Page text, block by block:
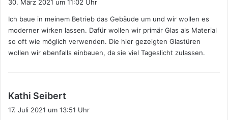
t
30. März 2021 um 11:02 Uhr
Ich baue in meinem Betrieb das Gebäude um und wir wollen es
moderner wirken lassen. Dafür wollen wir primär Glas als Material
so oft wie möglich verwenden. Die hier gezeigten Glastüren
wollen wir ebenfalls einbauen, da sie viel Tageslicht zulassen.
Kathi Seibert
a
17. Juli 2021 um 13:51 Uhr